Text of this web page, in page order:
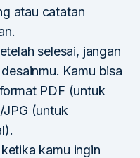
atau catatan
selesai, jangan
Kamu bisa
PDF (untuk
(untuk
kamu ingin